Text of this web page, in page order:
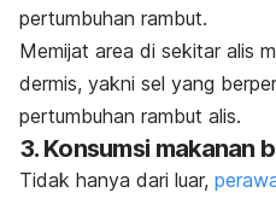
pertumbuhan rambut.
Memijat area di sekitar alis
dermis, yakni sel yang
pertumbuhan rambut alis.
3. Konsumsi makanan
Tidak hanya dari luar,